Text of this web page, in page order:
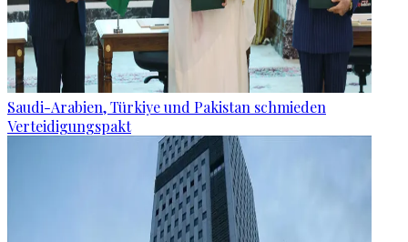
Saudi-Arabien, Türkiye und Pakistan schmieden
Verteidigungspakt